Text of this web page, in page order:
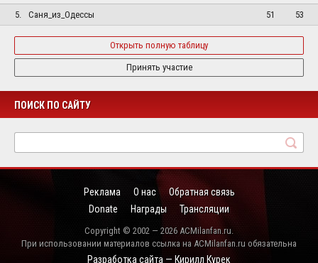
5.
Саня_из_Одессы 51 53
Открыть полную таблицу
Принять участие
ПОИСК ПО САЙТУ
Реклама О нас
Обратная связь
Donate
Награды Трансляции
Copyright © 2002 — 2026 ACMilanfan.ru.
При использовании материалов ссылка на ACMilanfan.ru обязательна
Разработка сайта — Кирилл Курек